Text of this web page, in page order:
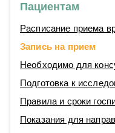
Пациентам
Расписание приема
Запись на прием
Необходимо для
Подготовка к
Правила и сроки
Показания для